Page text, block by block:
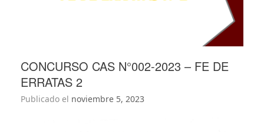
CONCURSO CAS N°002-2023 – FE DE
ERRATAS 2
Publicado el noviembre 5, 2023